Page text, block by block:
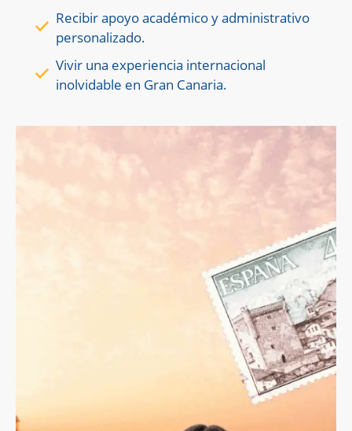
Recibir apoyo académico y administrativo
personalizado.
Vivir una experiencia internacional
inolvidable en Gran Canaria.